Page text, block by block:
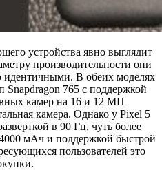
устройства явно выглядит
производительности они
идентичными. В обеих моделях
Snapdragon 765 с поддержкой
камер на 16 и 12 МП
камера. Однако у Pixel 5
в 90 Гц, чуть более
мАч и поддержкой быстрой
пользователей это